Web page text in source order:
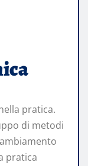
pratica.
di metodi
pratica